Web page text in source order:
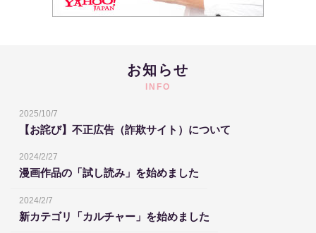
お知らせ
INFO
2025/10/7
【お詫び】不正広告（詐欺サイト）について
2024/2/27
漫画作品の「試し読み」を始めました
2024/2/7
新カテゴリ「カルチャー」を始めました